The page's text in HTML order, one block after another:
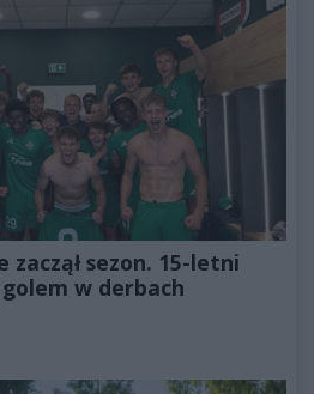
zaczął sezon. 15-letni
w derbach